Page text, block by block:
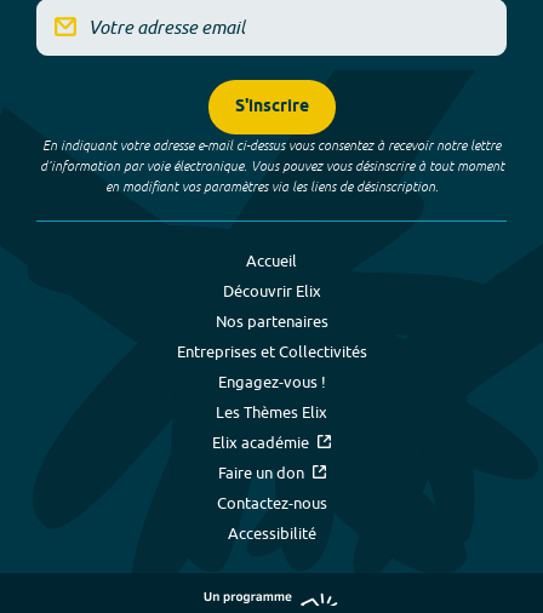
S'inscrire
En indiquant votre adresse e-mail ci-dessus vous consentez à recevoir notre lettre
d’information par voie électronique. Vous pouvez vous désinscrire à tout moment
en modifiant vos paramètres via les liens de désinscription.
Accueil
Découvrir Elix
Nos partenaires
Entreprises et Collectivités
Engagez-vous !
Les Thèmes Elix
Elix académie
Faire un don
Contactez-nous
Accessibilité